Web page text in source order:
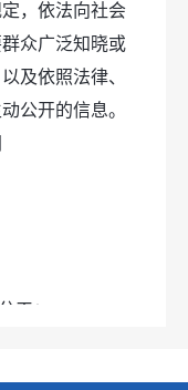
，依法向社会
众广泛知晓或
及依照法律、
公开的信息。
工；